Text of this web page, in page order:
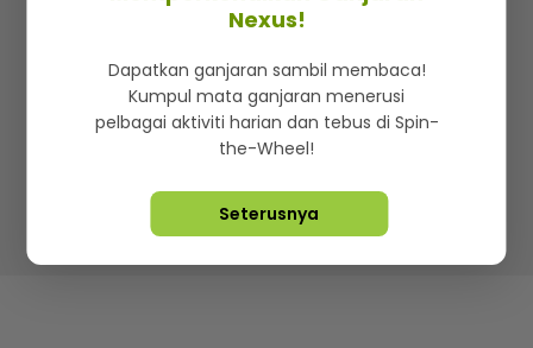
Iklan di SMG360
Terma & Syarat Dasar Privasi
Lebih hot, viral dan sensasi
Hakcipta Terpelihara ©2026. Star Media Group Berhad
Nexus!
Dapatkan ganjaran sambil membaca!
Kumpul mata ganjaran menerusi
pelbagai aktiviti harian dan tebus di Spin-
the-Wheel!
Seterusnya